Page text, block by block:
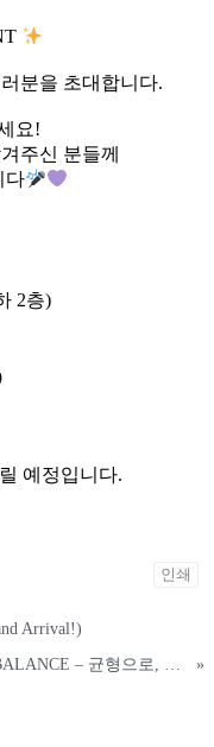
분을 초대합니다.
요!
주신 분들께
다
2층)
예정입니다.
인쇄
Arrival!)
[EVENT] B the B 뷰티위크 WEEK 4 | RE:BALANCE – 균형으로, 릴렉싱 뷰티
»